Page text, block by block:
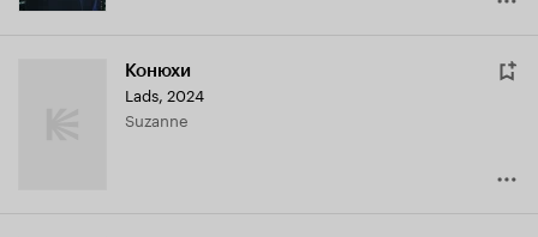
Конюхи
Lads, 2024
Suzanne